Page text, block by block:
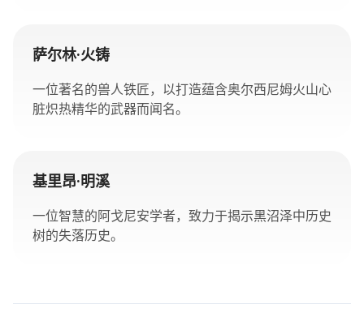
萨尔林·火铸
一位著名的兽人铁匠，以打造蕴含奥尔西尼姆火山心
脏炽热精华的武器而闻名。
基里昂·明溪
一位智慧的阿戈尼安学者，致力于揭示黑沼泽中历史
树的失落历史。